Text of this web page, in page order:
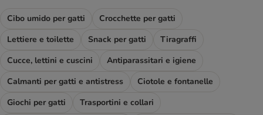
Cibo umido per gatti
Crocchette per gatti
Lettiere e toilette
Snack per gatti
Tiragraffi
Cucce, lettini e cuscini
Antiparassitari e igiene
Calmanti per gatti e antistress
Ciotole e fontanelle
Giochi per gatti
Trasportini e collari